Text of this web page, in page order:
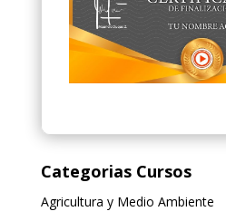
Categorias Cursos
Agricultura y Medio Ambiente